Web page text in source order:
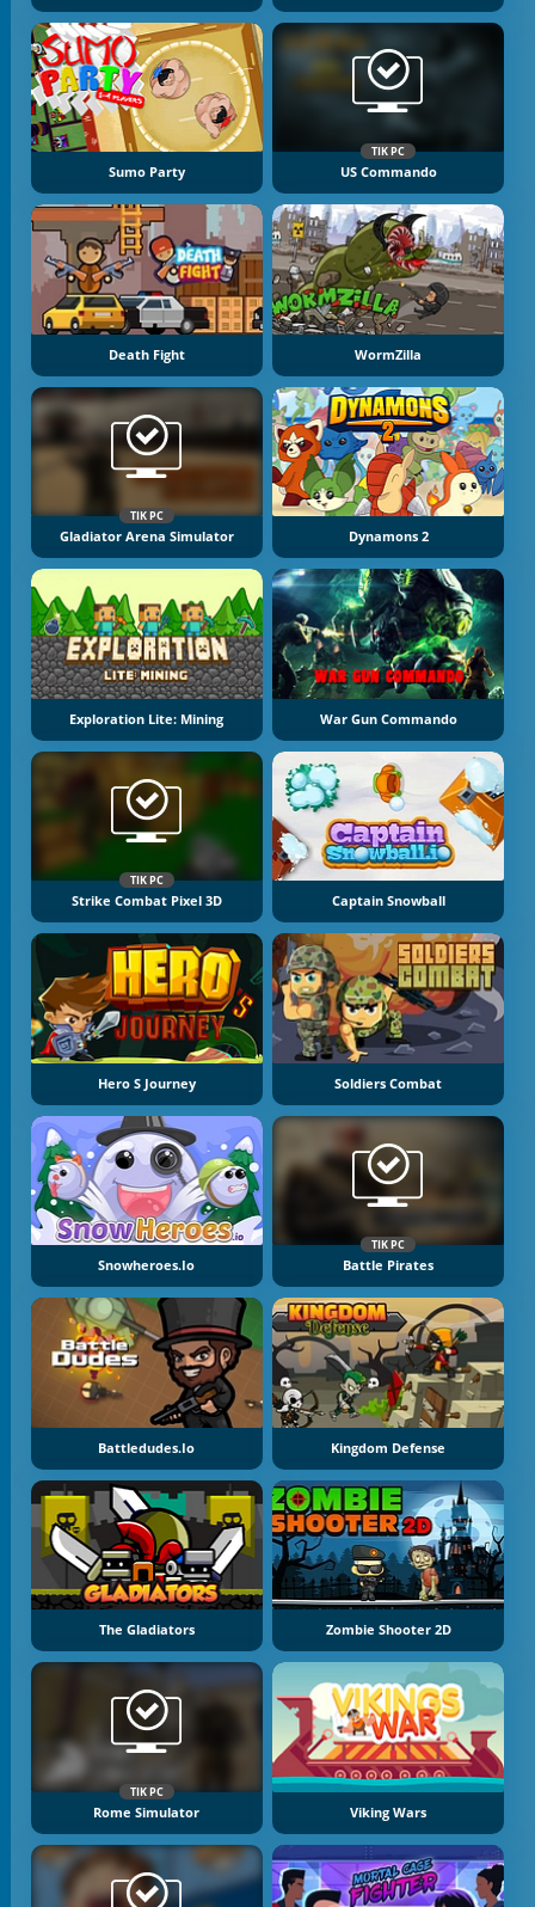
Sumo Party
TIK PC
US Commando
Death Fight WormZilla
TIK PC
Gladiator Arena Simulator Dynamons 2
Exploration Lite: Mining War Gun Commando
TIK PC
Strike Combat Pixel 3D Captain Snowball
Hero S Journey Soldiers Combat
Snowheroes.io
TIK PC
Battle Pirates
Battledudes.io Kingdom Defense
The Gladiators Zombie Shooter 2D
TIK PC
Rome Simulator Viking Wars